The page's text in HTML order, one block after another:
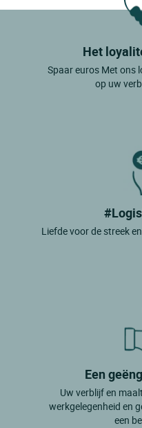
Het
Spaar euros Met ons
op uw
Liefde voor de streek
Een
Uw verblijf en
werkgelegenheid en
een